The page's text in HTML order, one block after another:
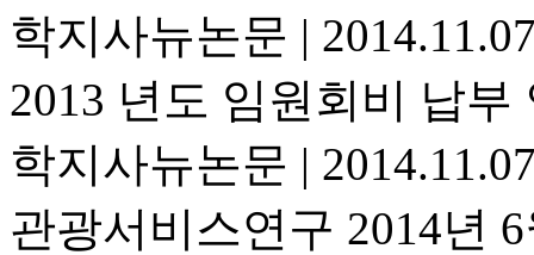
학지사뉴논문 |
2013 년도 임원회비 납부
학지사뉴논문 |
관광서비스연구 2014년